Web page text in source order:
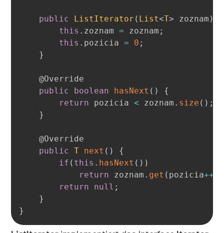
public ListIterator ( List<T> zoznam )
this . zoznam = zoznam ;
this . pozicia = 0 ;
}
@Override
public
boolean hasNext ( )
{
return pozicia < zoznam . size ( ) ;
}
@Override
public T next ( )
{
if ( this . hasNext ( ) )
return zoznam . get ( pozicia++
return
null ;
}
}